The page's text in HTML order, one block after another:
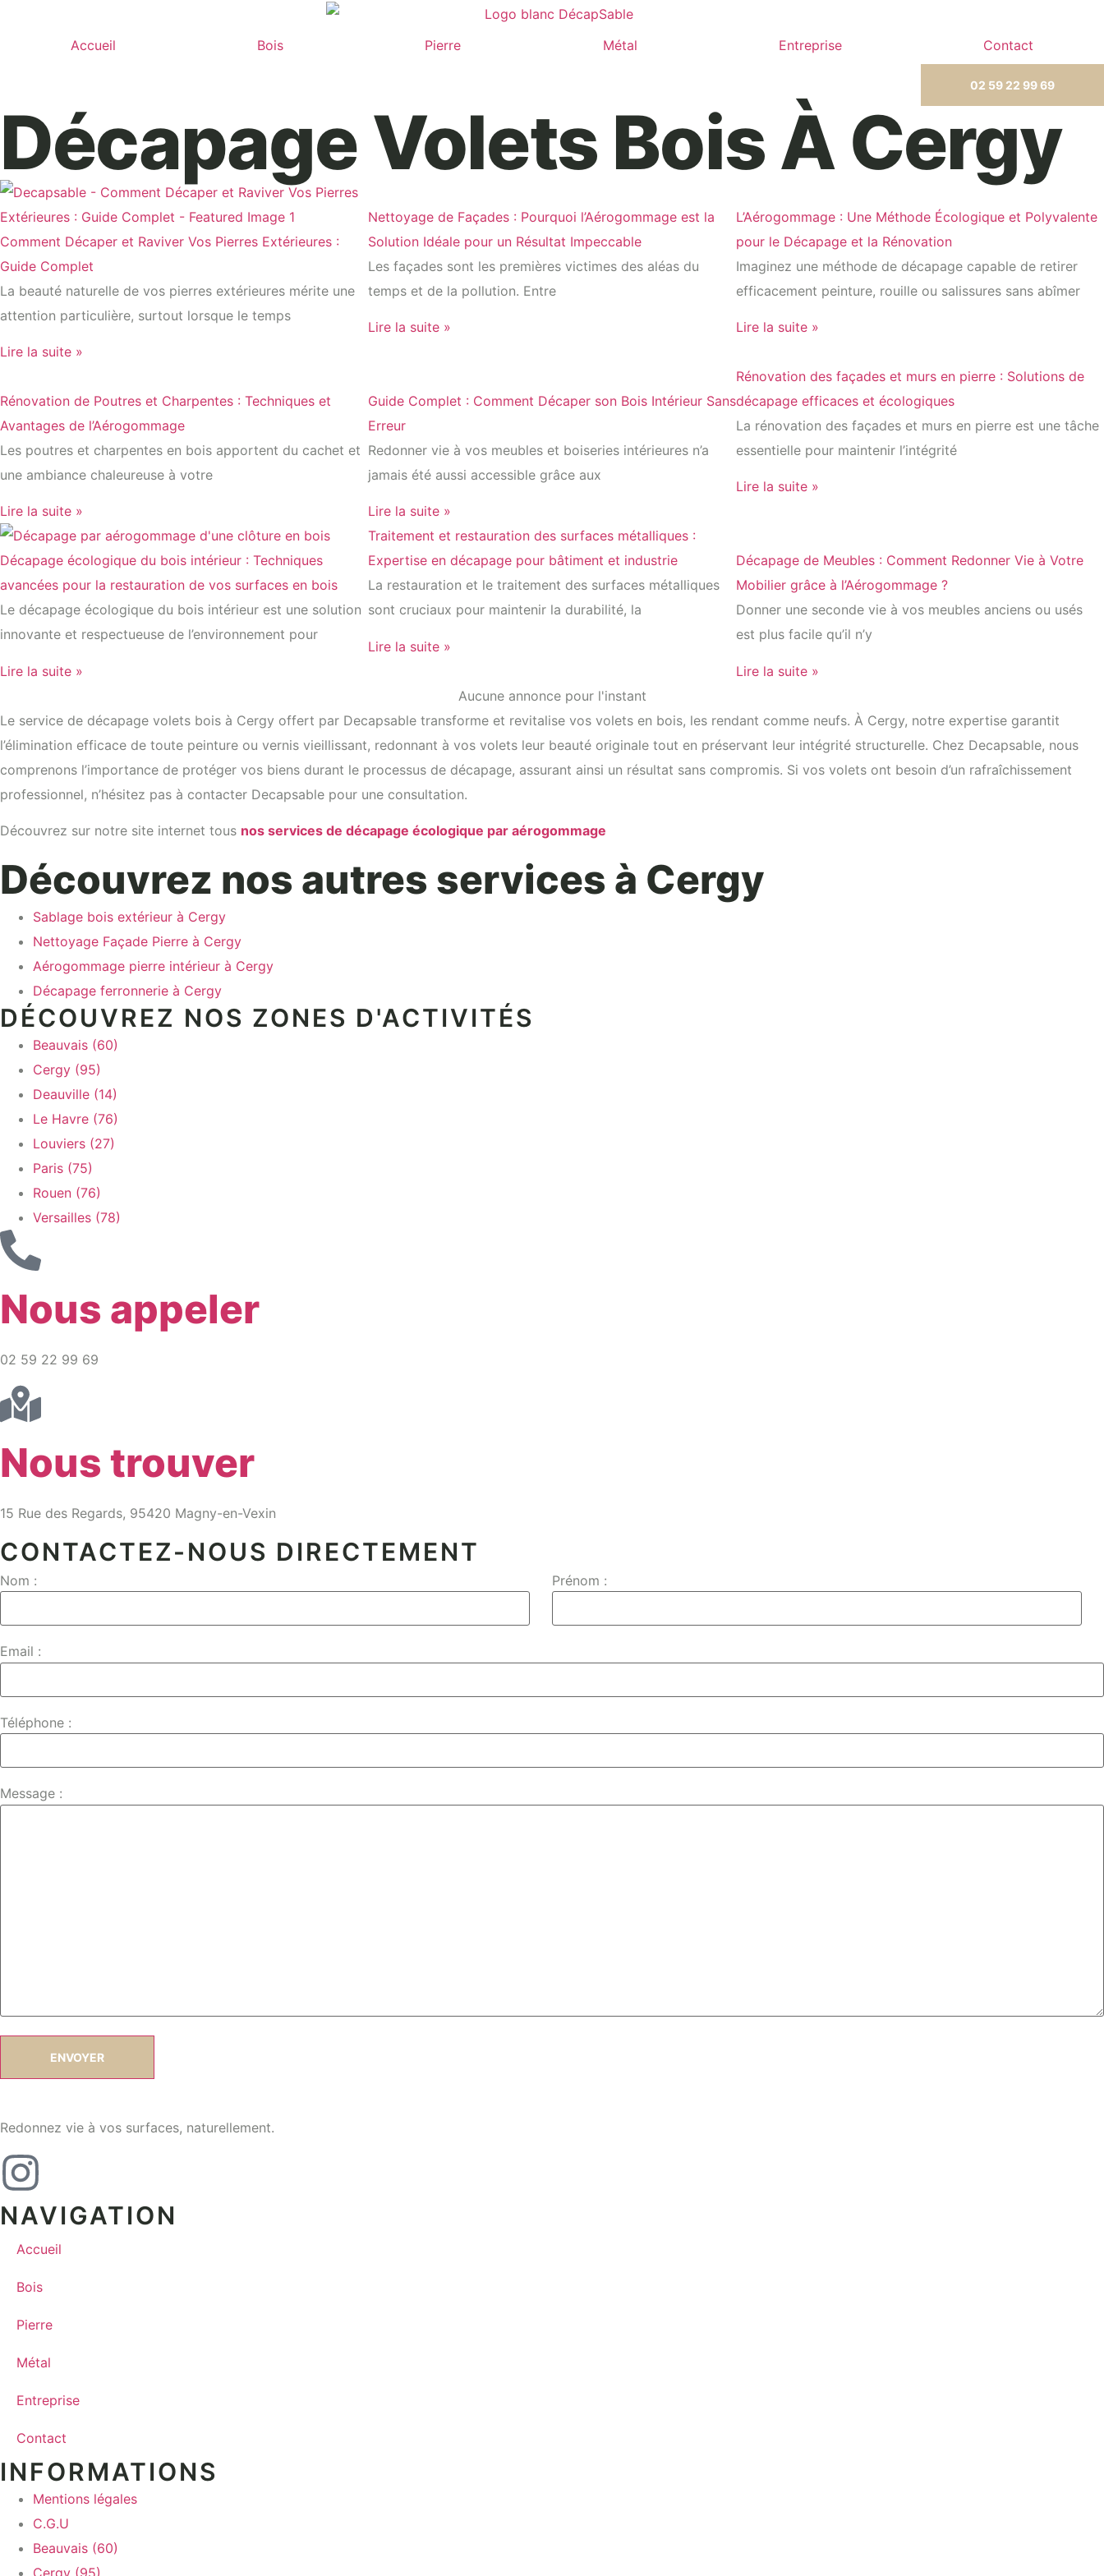
Accueil Bois Pierre Métal Entreprise Contact
02 59 22 99 69
Décapage Volets Bois À Cergy
Comment Décaper et Raviver Vos Pierres Extérieures :
Guide Complet
La beauté naturelle de vos pierres extérieures mérite une
attention particulière, surtout lorsque le temps
Lire la suite »
Nettoyage de Façades : Pourquoi l’Aérogommage est la
Solution Idéale pour un Résultat Impeccable
Les façades sont les premières victimes des aléas du
temps et de la pollution. Entre
Lire la suite »
L’Aérogommage : Une Méthode Écologique et Polyvalente
pour le Décapage et la Rénovation
Imaginez une méthode de décapage capable de retirer
efficacement peinture, rouille ou salissures sans abîmer
Lire la suite »
Rénovation de Poutres et Charpentes : Techniques et
Avantages de l’Aérogommage
Les poutres et charpentes en bois apportent du cachet et
une ambiance chaleureuse à votre
Lire la suite »
Guide Complet : Comment Décaper son Bois Intérieur Sans
Erreur
Redonner vie à vos meubles et boiseries intérieures n’a
jamais été aussi accessible grâce aux
Lire la suite »
Rénovation des façades et murs en pierre : Solutions de
décapage efficaces et écologiques
La rénovation des façades et murs en pierre est une tâche
essentielle pour maintenir l’intégrité
Lire la suite »
Décapage écologique du bois intérieur : Techniques
avancées pour la restauration de vos surfaces en bois
Le décapage écologique du bois intérieur est une solution
innovante et respectueuse de l’environnement pour
Lire la suite »
Traitement et restauration des surfaces métalliques :
Expertise en décapage pour bâtiment et industrie
La restauration et le traitement des surfaces métalliques
sont cruciaux pour maintenir la durabilité, la
Lire la suite »
Décapage de Meubles : Comment Redonner Vie à Votre
Mobilier grâce à l’Aérogommage ?
Donner une seconde vie à vos meubles anciens ou usés
est plus facile qu’il n’y
Lire la suite »
Aucune annonce pour l'instant
Le service de décapage volets bois à Cergy offert par Decapsable transforme et revitalise vos volets en bois, les rendant comme neufs. À Cergy, notre expertise garantit
l’élimination efficace de toute peinture ou vernis vieillissant, redonnant à vos volets leur beauté originale tout en préservant leur intégrité structurelle. Chez Decapsable, nous
comprenons l’importance de protéger vos biens durant le processus de décapage, assurant ainsi un résultat sans compromis. Si vos volets ont besoin d’un rafraîchissement
professionnel, n’hésitez pas à contacter Decapsable pour une consultation.
Découvrez sur notre site internet tous nos services de décapage écologique par aérogommage
Découvrez nos autres services à Cergy
Sablage bois extérieur à Cergy
Nettoyage Façade Pierre à Cergy
Aérogommage pierre intérieur à Cergy
Décapage ferronnerie à Cergy
DÉCOUVREZ NOS ZONES D'ACTIVITÉS
Beauvais (60)
Cergy (95)
Deauville (14)
Le Havre (76)
Louviers (27)
Paris (75)
Rouen (76)
Versailles (78)
Nous appeler
02 59 22 99 69
Nous trouver
15 Rue des Regards, 95420 Magny-en-Vexin
CONTACTEZ-NOUS DIRECTEMENT
Nom : Prénom :
Email :
Téléphone :
Message :
Redonnez vie à vos surfaces, naturellement.
NAVIGATION
Accueil
Bois
Pierre
Métal
Entreprise
Contact
INFORMATIONS
Mentions légales
C.G.U
Beauvais (60)
Cergy (95)